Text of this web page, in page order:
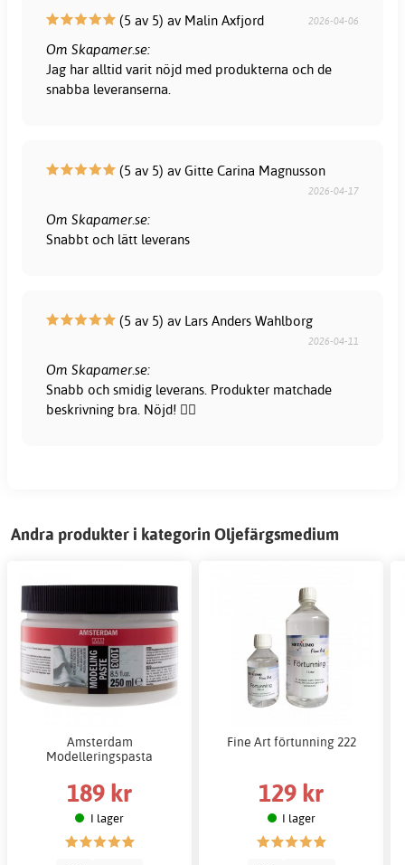
(5 av 5) av Malin Axfjord 2026-04-06
Om Skapamer.se:
Jag har alltid varit nöjd med produkterna och de
snabba leveranserna.
(5 av 5) av Gitte Carina Magnusson
2026-04-17
Om Skapamer.se:
Snabbt och lätt leverans
(5 av 5) av Lars Anders Wahlborg
2026-04-11
Om Skapamer.se:
Snabb och smidig leverans. Produkter matchade
beskrivning bra. Nöjd! 👍🏻
Andra produkter i kategorin Oljefärgsmedium
Amsterdam
Modelleringspasta
189 kr
I lager
Fine Art förtunning 222
129 kr
I lager